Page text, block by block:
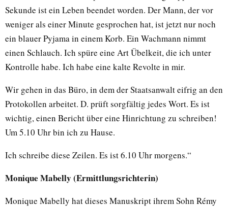
Sekunde ist ein Leben beendet worden. Der Mann, der vor
weniger als einer Minute gesprochen hat, ist jetzt nur noch
ein blauer Pyjama in einem Korb. Ein Wachmann nimmt
einen Schlauch. Ich spüre eine Art Übelkeit, die ich unter
Kontrolle habe. Ich habe eine kalte Revolte in mir.
Wir gehen in das Büro, in dem der Staatsanwalt eifrig an den
Protokollen arbeitet. D. prüft sorgfältig jedes Wort. Es ist
wichtig, einen Bericht über eine Hinrichtung zu schreiben!
Um 5.10 Uhr bin ich zu Hause.
Ich schreibe diese Zeilen. Es ist 6.10 Uhr morgens.“
Monique Mabelly (Ermittlungsrichterin)
Monique Mabelly hat dieses Manuskript ihrem Sohn Rémy